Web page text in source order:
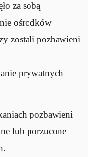
za sobą
ośrodków
zostali pozbawieni
prywatnych
pozbawieni
lub porzucone